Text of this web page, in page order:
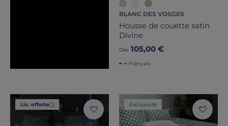
BLANC DES VOSGES
Housse de couette satin
Divine
Dès 105,00 €
Français
Liv. offerte Exclusivité